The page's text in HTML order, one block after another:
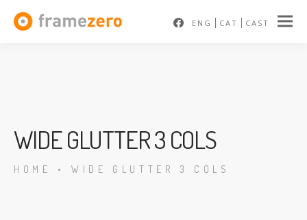
ENG CAT CAST
WIDE GLUTTER 3 COLS
HOME • WIDE GLUTTER 3 COLS